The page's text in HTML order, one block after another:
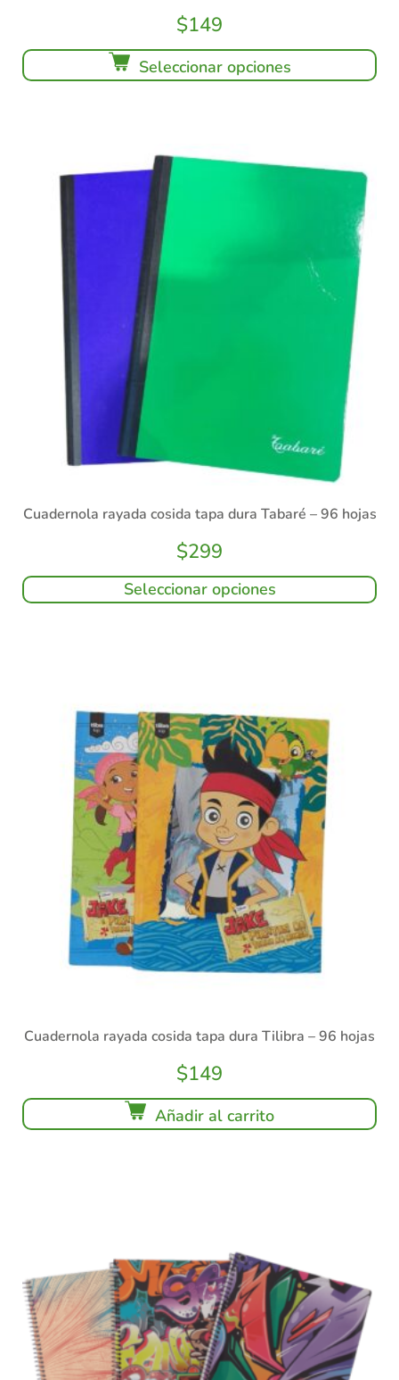
$149
Seleccionar opciones
Cuadernola rayada cosida tapa dura Tabaré – 96 hojas
$299
Seleccionar opciones
Cuadernola rayada cosida tapa dura Tilibra – 96 hojas
$149
Añadir al carrito